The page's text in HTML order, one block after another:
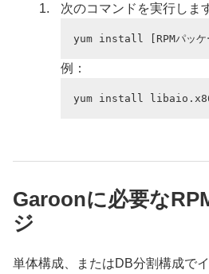
次のコマンドを実行しま
yum install [RPMパッケ
例：
yum install
Garoonに必要な
ジ
単体構成、またはDB分割構成で